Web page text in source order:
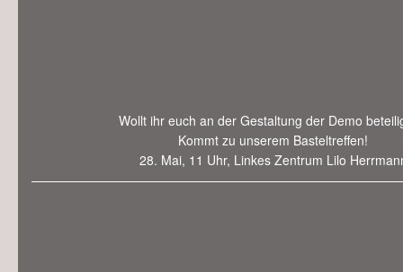
Wollt ihr euch an der Gestaltung der Demo
Kommt zu unserem Basteltreffen!
28. Mai, 11 Uhr, Linkes Zentrum Lilo